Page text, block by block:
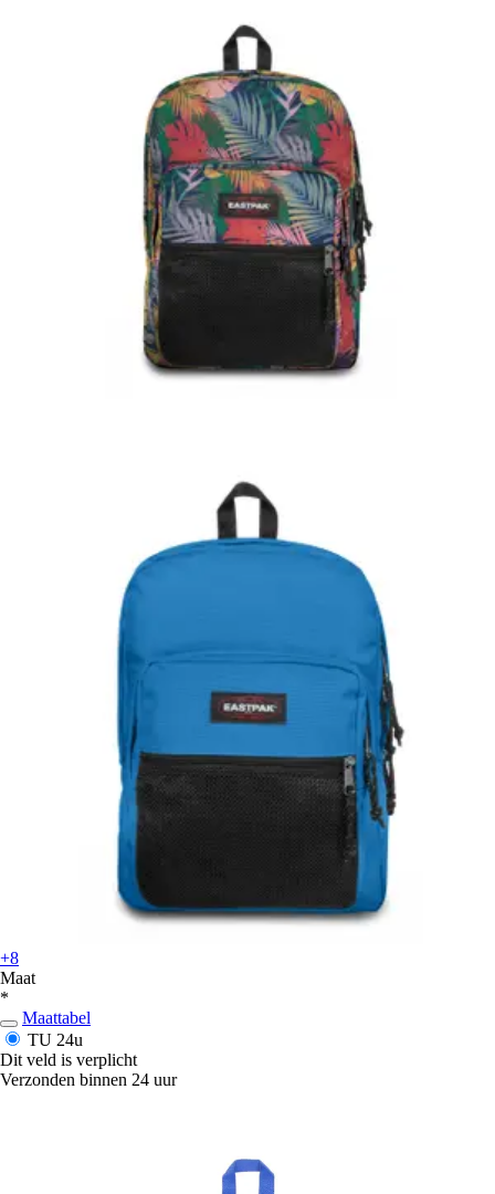
+8
Maat
*
Maattabel
TU 24u
Dit veld is verplicht
Verzonden binnen 24 uur